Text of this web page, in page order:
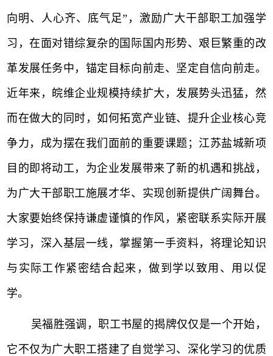
向明、人心齐、底气足”，激励广大干部职工加强学
习，在面对错综复杂的国际国内形势、艰巨繁重的改
革发展任务中，锚定目标向前走、坚定自信向前走。
近年来，皖维企业规模持续扩大，发展势头迅猛，然
而在做大的同时，如何拓宽产业链、提升企业核心竞
争力，成为摆在我们面前的重要课题；江苏盐城新项
目的即将动工，为企业发展带来了新的机遇和挑战，
为广大干部职工施展才华、实现创新提供广阔舞台。
大家要始终保持谦虚谨慎的作风，紧密联系实际开展
学习，深入基层一线，掌握第一手资料，将理论知识
与实际工作紧密结合起来，做到学以致用、用以促
学。
吴福胜强调，职工书屋的揭牌仅仅是一个开始，
它不仅为广大职工搭建了自觉学习、深化学习的优质